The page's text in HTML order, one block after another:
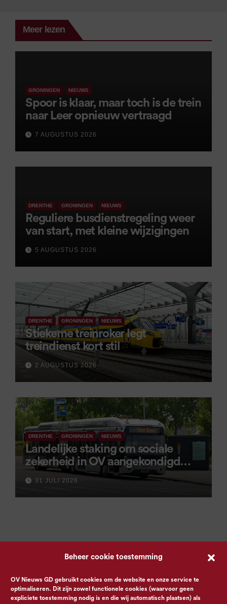
Beheer cookie toestemming
OV Nieuws GD gebruikt cookies om de website en onze service te
optimaliseren. Dit zijn zowel functionele cookies (waarvoor geen
expliciete toestemming nodig is en die wij automatisch plaatsen) als
Meer lezen
GRONINGEN NIEUWS
Spoor is klaar, maar toch is de trein
naar Leer opnieuw vertraagd
7 AUGUSTUS 2026
DRENTHE GRONINGEN NIEUWS
Reguliere busdienstregeling weer
van start, met kleine wijzigingen
5 AUGUSTUS 2026
DRENTHE GRONINGEN NIEUWS
Stiekeme treinroker legt
treindienst kort stil
2 AUGUSTUS 2026
DRENTHE GRONINGEN NIEUWS
Landelijke staking om sociale
zekerheid in OV aangekondigd
voor 9 september
31 JULI 2026